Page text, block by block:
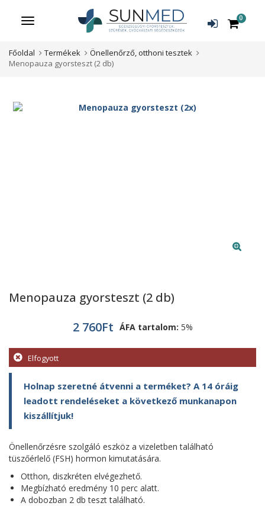
Menü 0
Főoldal Termékek
Önellenőrző, otthoni tesztek
Menopauza gyorsteszt (2 db)
Menopauza gyorsteszt (2 db)
2 760Ft ÁFA tartalom: 5%
Elfogyott
Holnap szeretné átvenni a terméket? A 14 óráig
leadott rendeléseket a következő munkanapon
kiszállítjuk!
Önellenőrzésre szolgáló eszköz a vizeletben található
tüszőérlelő (FSH) hormon kimutatására.
Otthon, diszkréten elvégezhető.
Megbízható eredmény 10 perc alatt.
A dobozban 2 db teszt található.